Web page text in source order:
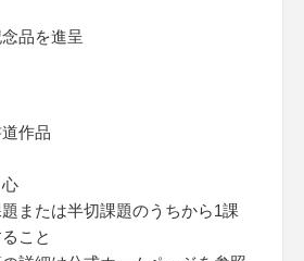
品を進呈
作品
または半切課題のうちから1課
こと